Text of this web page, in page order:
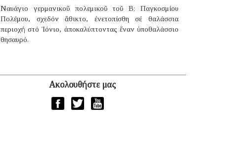
Ναυάγιο γερμανικοῦ πολεμικοῦ τοῦ B; Παγκοσμίου
Πολέμου, σχεδόν ἄθικτο, ἐνετοπίσθη σέ θαλάσσια
περιοχή στό Ἰόνιο, ἀποκαλύπτοντας ἕναν ὑποθαλάσσιο
θησαυρό.
Ακολουθήστε μας